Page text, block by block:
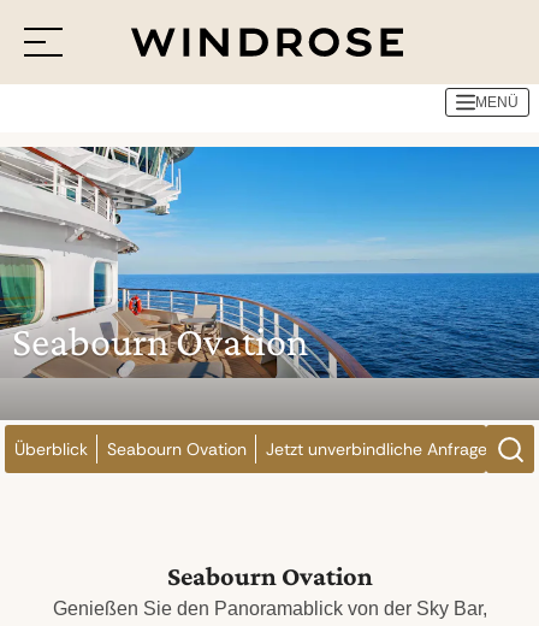
Reiseziele
Reisethemen
Jetzt Anfrage senden
MENÜ
Reedereien Seabourn Cruise Line Seabourn Ovation
Seabourn Ovation
Überblick Seabourn Ovation Jetzt unverbindliche Anfrage
Seabourn Ovation
Genießen Sie den Panoramablick von der Sky Bar,